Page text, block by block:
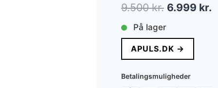
9.500kr. Den
oprindelige
pris
var:
9.500 kr..
6.999 kr.
På lager
APULS.DK →
Betalingsmuligheder